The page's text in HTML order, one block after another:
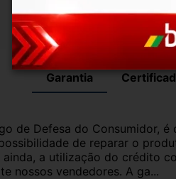
Garantia
de Defesa do Consumidor,
de reparar o
ainda, a utilização do crédito
nossos vendedores. A ga...